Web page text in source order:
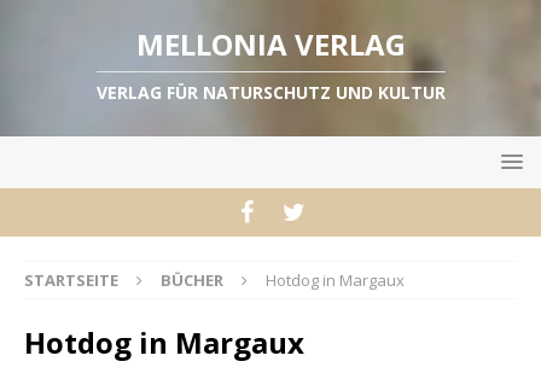
MELLONIA VERLAG
VERLAG FÜR NATURSCHUTZ UND KULTUR
STARTSEITE BÜCHER Hotdog in Margaux
Hotdog in Margaux